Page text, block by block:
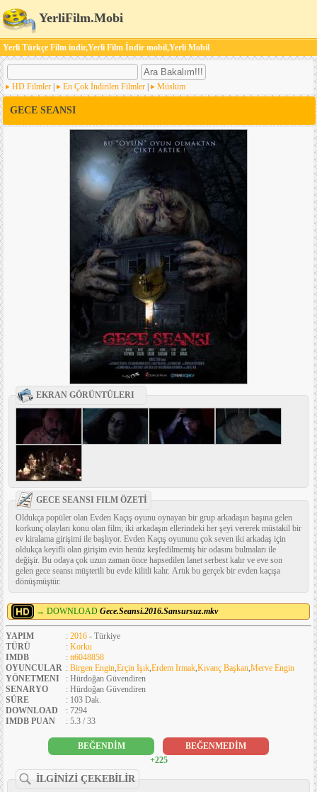
YerliFilm.Mobi
Yerli Türkçe Film indir,Yerli Film İndir mobil,Yerli Mobil
HD Filmler En Çok İndirilen Filmler Müslüm
GECE SEANSI
EKRAN GÖRÜNTÜLERI
GECE SEANSI FILM ÖZETİ
Oldukça popüler olan Evden Kaçış oyunu oynayan bir grup arkadaşın başına gelen
korkunç olayları konu olan film; iki arkadaşın ellerindeki her şeyi vererek müstakil bir
ev kiralama girişimi ile başlıyor. Evden Kaçış oyununu çok seven iki arkadaş için
oldukça keyifli olan girişim evin henüz keşfedilmemiş bir odasını bulmaları ile
değişir. Bu odaya çok uzun zaman önce hapsedilen lanet serbest kalır ve eve son
gelen gece seansı müşterili bu evde kilitli kalır. Artık bu gerçek bir evden kaçışa
dönüşmüştür.
→ DOWNLOAD Gece.Seansi.2016.Sansursuz.mkv
YAPIM : 2016 - Türkiye
TÜRÜ
: Korku
IMDB
: tt6048858
OYUNCULAR : Birgen Engin,Erçin Işık,Erdem Irmak,Kıvanç Başkan,Merve Engin
YÖNETMENI
: Hürdoğan Güvendiren
SENARYO
: Hürdoğan Güvendiren
SÜRE
: 103 Dak.
DOWNLOAD
: 7294
IMDB PUAN
: 5.3 / 33
BEĞENDİM
BEĞENMEDİM
+225
İLGİNİZİ ÇEKEBİLİR